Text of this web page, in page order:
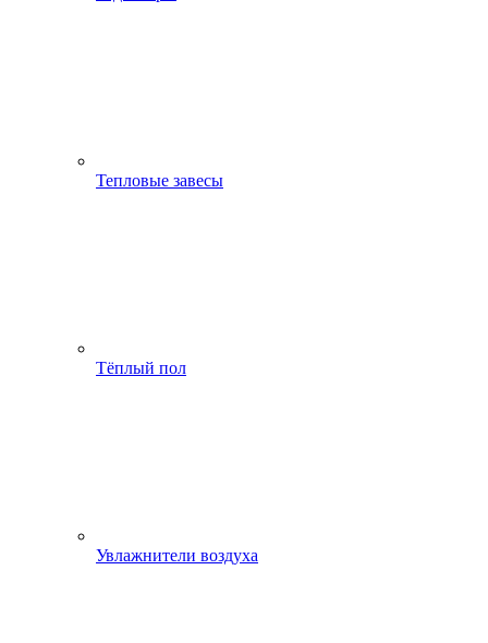
Тепловые завесы
Тёплый пол
Увлажнители воздуха